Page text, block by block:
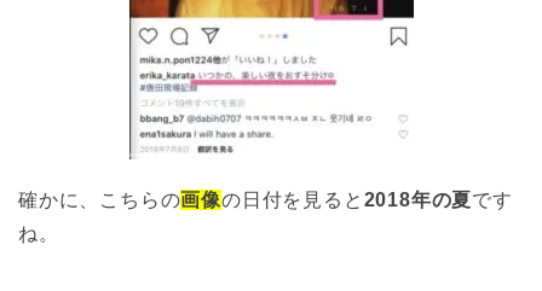
確かに、こちらの画像の日付を見ると 2018年の夏です
ね。